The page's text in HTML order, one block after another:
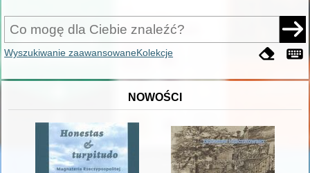
Wyszukiwanie zaawansowaneKolekcje
NOWOŚCI